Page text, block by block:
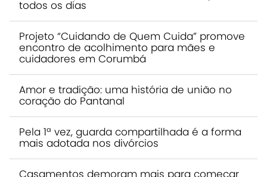
todos os dias
Projeto “Cuidando de Quem Cuida” promove
encontro de acolhimento para mães e
cuidadores em Corumbá
Amor e tradição: uma história de união no
coração do Pantanal
Pela 1ª vez, guarda compartilhada é a forma
mais adotada nos divórcios